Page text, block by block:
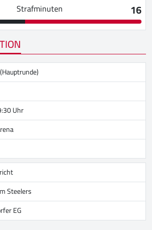
Strafminuten
16
Uhr
Steelers
EG